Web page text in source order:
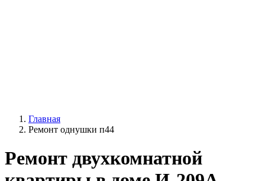
Главная
Ремонт однушки п44
Ремонт двухкомнатной